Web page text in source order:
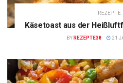
REZEPTE
Käsetoast aus der
BY REZEPTE38 21